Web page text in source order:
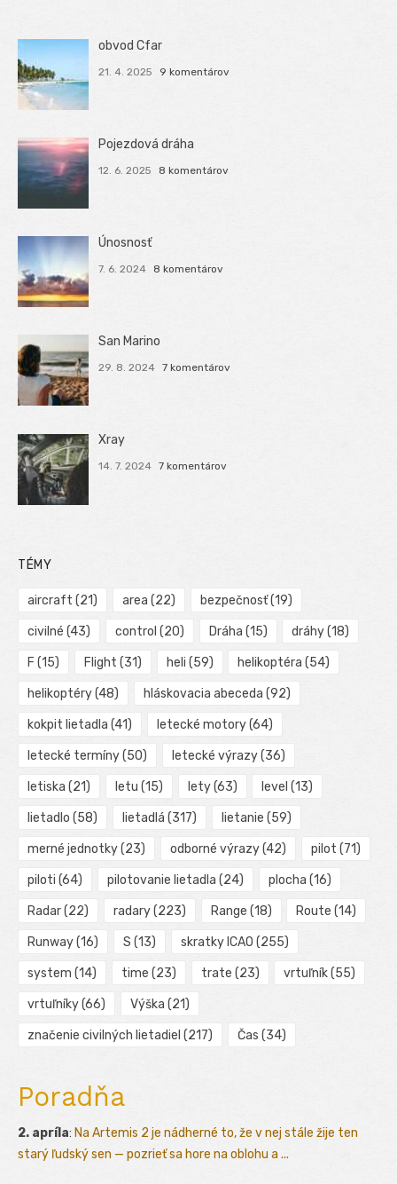
obvod Cfar
21. 4. 2025 9 komentárov
Pojezdová dráha
12. 6. 2025 8 komentárov
Únosnosť
7. 6. 2024 8 komentárov
San Marino
29. 8. 2024 7 komentárov
Xray
14. 7. 2024 7 komentárov
TÉMY
aircraft (21) area (22) bezpečnosť(19)
civilné (43) control (20) Dráha (15) dráhy(18)
F (15) Flight (31) heli (59) helikoptéra (54)
helikoptéry(48) hláskovacia abeceda (92)
kokpit lietadla (41) letecké motory(64)
letecké termíny(50) letecké výrazy(36)
letiska (21) letu (15) lety(63) level (13)
lietadlo (58) lietadlá (317) lietanie (59)
merné jednotky(23) odborné výrazy(42) pilot (71)
piloti (64) pilotovanie lietadla (24) plocha (16)
Radar(22) radary(223) Range (18) Route (14)
Runway(16) S (13) skratky ICAO (255)
system (14) time (23) trate (23) vrtuľník(55)
vrtuľníky(66) Výška (21)
značenie civilných lietadiel (217) Čas (34)
Poradňa
2. apríla: Na Artemis 2 je nádherné to, že v nej stále žije ten
starý ľudský sen — pozrieť sa hore na oblohu a ...